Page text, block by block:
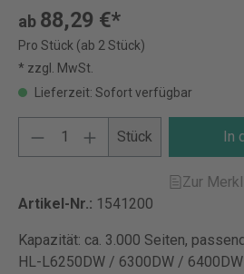
ab 88,29 €*
Pro Stück (ab 2 Stück)
* zzgl. MwSt.
Lieferzeit: Sofort verfügbar
Stück In
Zur
Artikel-Nr.: 1541200
Kapazität: ca. 3.000 Seiten,
HL-L6250DW / 6300DW /